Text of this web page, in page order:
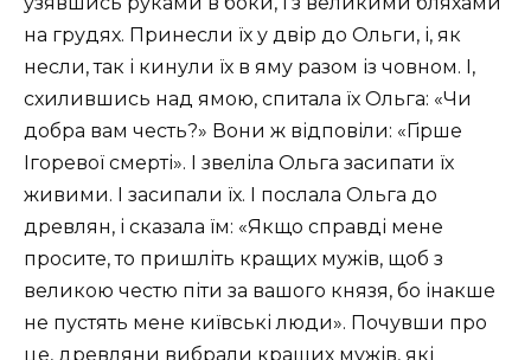
на грудях. Принесли їх у двір до Ольги, і, як
несли, так і кинули їх в яму разом із човном. І,
схилившись над ямою, спитала їх Ольга: «Чи
добра вам честь?» Вони ж відповіли: «Гірше
Ігоревої смерті». І звеліла Ольга засипати їх
живими. І засипали їх. І послала Ольга до
древлян, і сказала їм: «Якщо справді мене
просите, то пришліть кращих мужів, щоб з
великою честю піти за вашого князя, бо інакше
не пустять мене київські люди». Почувши про
це, древляни вибрали кращих мужів, які